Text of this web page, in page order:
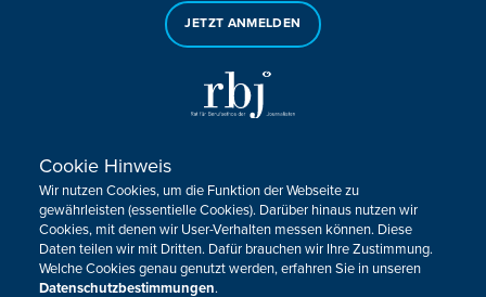
JETZT ANMELDEN
Sie haben noch Fragen oder Anmerkungen?
KONTAKTIEREN SIE UNS!
Impressum Datenschutz Kontakt
Barrierefreiheit
Cookie-Zustimmung anpassen
Cookie Hinweis
Wir nutzen Cookies, um die Funktion der Webseite zu
gewährleisten (essentielle Cookies). Darüber hinaus nutzen wir
Cookies, mit denen wir User-Verhalten messen können. Diese
Daten teilen wir mit Dritten. Dafür brauchen wir Ihre Zustimmung.
Welche Cookies genau genutzt werden, erfahren Sie in unseren
Datenschutzbestimmungen.